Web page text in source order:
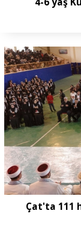
Çat'ta 111